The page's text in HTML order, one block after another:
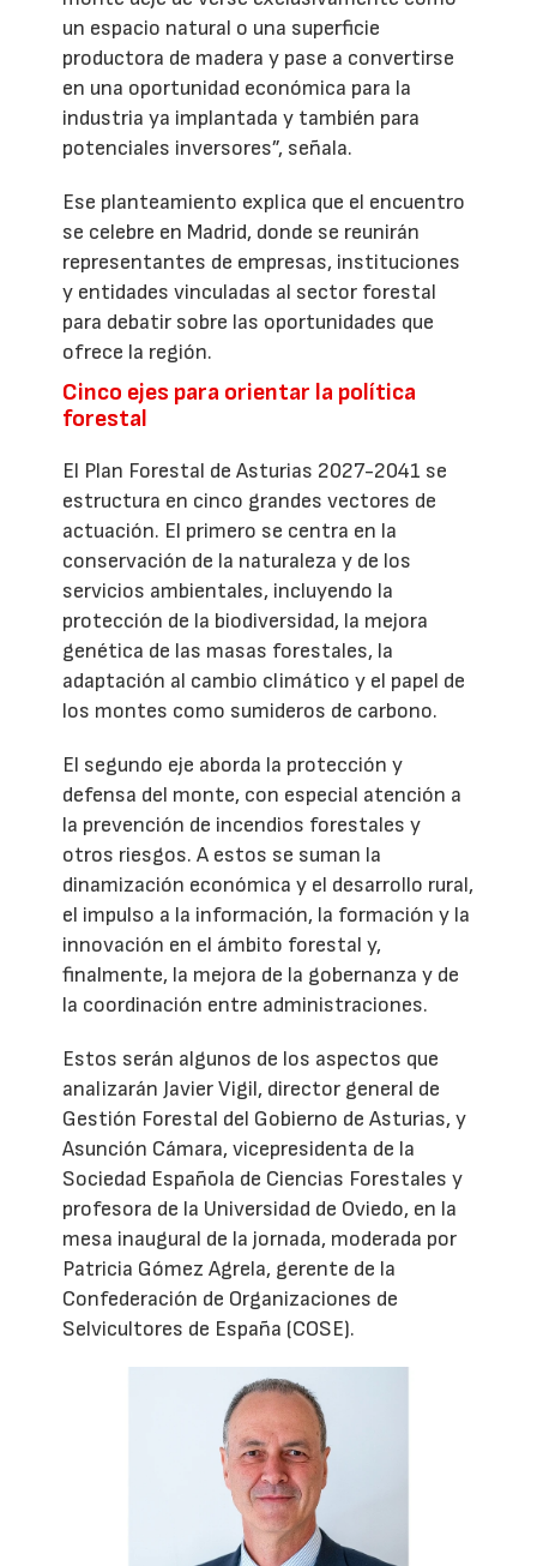
un espacio natural o una superficie
productora de madera y pase a convertirse
en una oportunidad económica para la
industria ya implantada y también para
potenciales inversores”, señala.
Ese planteamiento explica que el encuentro
se celebre en Madrid, donde se reunirán
representantes de empresas, instituciones
y entidades vinculadas al sector forestal
para debatir sobre las oportunidades que
ofrece la región.
Cinco ejes para orientar la política
forestal
El Plan Forestal de Asturias 2027-2041 se
estructura en cinco grandes vectores de
actuación. El primero se centra en la
conservación de la naturaleza y de los
servicios ambientales, incluyendo la
protección de la biodiversidad, la mejora
genética de las masas forestales, la
adaptación al cambio climático y el papel de
los montes como sumideros de carbono.
El segundo eje aborda la protección y
defensa del monte, con especial atención a
la prevención de incendios forestales y
otros riesgos. A estos se suman la
dinamización económica y el desarrollo rural,
el impulso a la información, la formación y la
innovación en el ámbito forestal y,
finalmente, la mejora de la gobernanza y de
la coordinación entre administraciones.
Estos serán algunos de los aspectos que
analizarán Javier Vigil, director general de
Gestión Forestal del Gobierno de Asturias, y
Asunción Cámara, vicepresidenta de la
Sociedad Española de Ciencias Forestales y
profesora de la Universidad de Oviedo, en la
mesa inaugural de la jornada, moderada por
Patricia Gómez Agrela, gerente de la
Confederación de Organizaciones de
Selvicultores de España (COSE).